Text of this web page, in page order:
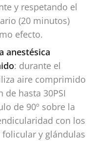
y respetando el
(20 minutos)
efecto.
anestésica
: durante el
aire comprimido
hasta 30PSI
de 90º sobre la
con los
y glándulas